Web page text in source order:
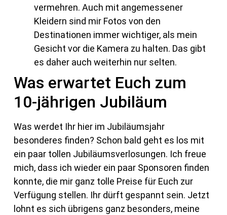
vermehren. Auch mit angemessener
Kleidern sind mir Fotos von den
Destinationen immer wichtiger, als mein
Gesicht vor die Kamera zu halten. Das gibt
es daher auch weiterhin nur selten.
Was erwartet Euch zum
10-jährigen Jubiläum
Was werdet Ihr hier im Jubiläumsjahr
besonderes finden? Schon bald geht es los mit
ein paar tollen Jubiläumsverlosungen. Ich freue
mich, dass ich wieder ein paar Sponsoren finden
konnte, die mir ganz tolle Preise für Euch zur
Verfügung stellen. Ihr dürft gespannt sein. Jetzt
lohnt es sich übrigens ganz besonders, meine